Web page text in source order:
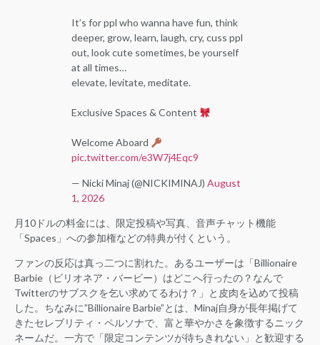
It’s for ppl who wanna have fun, think
deeper, grow, learn, laugh, cry, cuss ppl
out, look cute sometimes, be yourself
at all times…
elevate, levitate, meditate.
Exclusive Spaces & Content
Welcome Aboard
pic.twitter.com/e3W7j4Eqc9
— Nicki Minaj (@NICKIMINAJ) August
1, 2026
月10ドルの料金には、限定投稿や写真、音声チャット機能
「Spaces」への参加権などの特典が付くという。
ファンの反応は真っ二つに割れた。あるユーザーは「Billionaire
Barbie（ビリオネア・バービー）はどこへ行ったの？なんで
Twitterのサブスクを乞い求めてるわけ？」と皮肉を込めて投稿
した。ちなみに”Billionaire Barbie”とは、Minaj自身が長年掲げて
きたセレブリティ・ペルソナで、富と華やかさを象徴するニック
ネームだ。一方で「限定コンテンツが待ちきれない」と歓迎する